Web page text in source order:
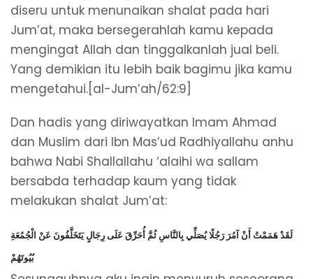
diseru untuk menunaikan shalat pada hari
Jum’at, maka bersegerahlah kamu kepada
mengingat Allah dan tinggalkanlah jual beli.
Yang demikian itu lebih baik bagimu jika kamu
mengetahui.[al-Jum’ah/62:9]
Dan hadis yang diriwayatkan Imam Ahmad
dan Muslim dari Ibn Mas’ud Radhiyallahu anhu
bahwa Nabi Shallallahu ‘alaihi wa sallam
bersabda terhadap kaum yang tidak
melakukan shalat Jum’at:
لَقَدْ هَمَمْتُ أَنْ آمُرَ رَجُلًا يُصَلِّي بِالنَّاسِ ثُمَّ أُحَرِّقَ عَلَى رِجَالٍ يَتَخَلَّفُونَ عَنْ الْجُمُعَةِ
بُيُوتَهُمْ